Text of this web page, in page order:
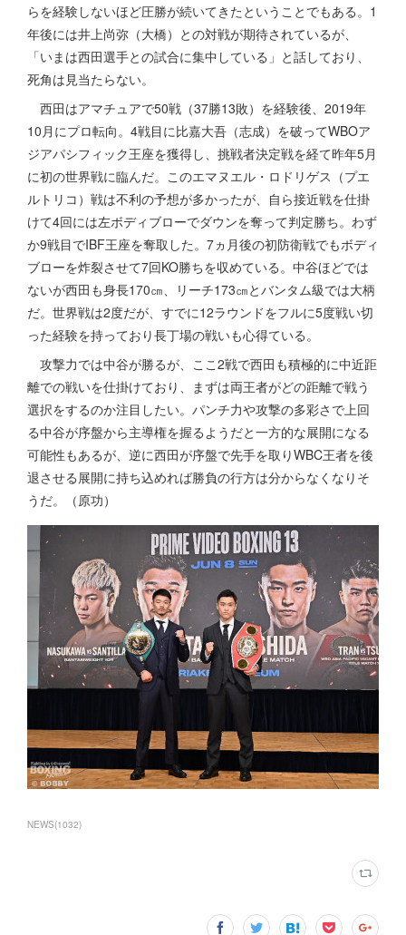
らを経験しないほど圧勝が続いてきたということでもある。1
年後には井上尚弥（大橋）との対戦が期待されているが、
「いまは西田選手との試合に集中している」と話しており、
死角は見当たらない。
西田はアマチュアで50戦（37勝13敗）を経験後、2019年
10月にプロ転向。4戦目に比嘉大吾（志成）を破ってWBOア
ジアパシフィック王座を獲得し、挑戦者決定戦を経て昨年5月
に初の世界戦に臨んだ。このエマヌエル・ロドリゲス（プエ
ルトリコ）戦は不利の予想が多かったが、自ら接近戦を仕掛
けて4回には左ボディブローでダウンを奪って判定勝ち。わず
か9戦目でIBF王座を奪取した。7ヵ月後の初防衛戦でもボディ
ブローを炸裂させて7回KO勝ちを収めている。中谷ほどでは
ないが西田も身長170㎝、リーチ173㎝とバンタム級では大柄
だ。世界戦は2度だが、すでに12ラウンドをフルに5度戦い切
った経験を持っており長丁場の戦いも心得ている。
攻撃力では中谷が勝るが、ここ2戦で西田も積極的に中近距
離での戦いを仕掛けており、まずは両王者がどの距離で戦う
選択をするのか注目したい。パンチ力や攻撃の多彩さで上回
る中谷が序盤から主導権を握るようだと一方的な展開になる
可能性もあるが、逆に西田が序盤で先手を取りWBC王者を後
退させる展開に持ち込めれば勝負の行方は分からなくなりそ
うだ。（原功）
NEWS(1032)